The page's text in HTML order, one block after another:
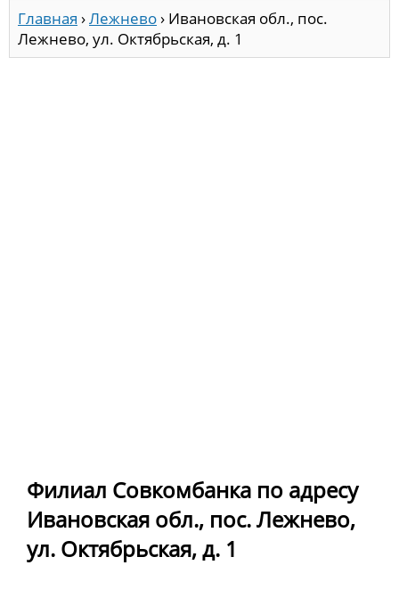
Главная ›Лежнево› Ивановская обл., пос.
Лежнево, ул. Октябрьская, д. 1
Филиал Совкомбанка по адресу
Ивановская обл., пос. Лежнево,
ул. Октябрьская, д. 1